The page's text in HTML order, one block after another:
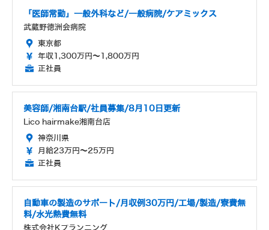
「医師常勤」一般外科など/一般病院/ケアミックス
武蔵野徳洲会病院
東京都
年収1,300万円～1,800万円
正社員
美容師/湘南台駅/社員募集/8月10日更新
Lico hairmake湘南台店
神奈川県
月給23万円～25万円
正社員
自動車の製造のサポート/月収例30万円/工場/製造/寮費無
料/水光熱費無料
株式会社Kプランニング